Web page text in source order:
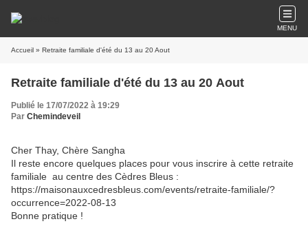
MENU
Accueil » Retraite familiale d'été du 13 au 20 Aout
Retraite familiale d'été du 13 au 20 Aout
Publié le 17/07/2022 à 19:29
Par Chemindeveil
Cher Thay, Chère Sangha
Il reste encore quelques places pour vous inscrire à cette retraite
familiale au centre des Cèdres Bleus :
https://maisonauxcedresbleus.com/events/retraite-familiale/?
occurrence=2022-08-13
Bonne pratique !